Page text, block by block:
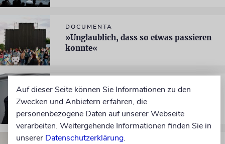
DOCUMENTA
»Unglaublich, dass so etwas passieren
konnte«
ANTISEMITISMUS-SKANDAL
Verhältnis zu Israel«
Auf dieser Seite können Sie Informationen zu den
Zwecken und Anbietern erfahren, die
personenbezogene Daten auf unserer Webseite
verarbeiten. Weitergehende Informationen finden Sie in
unserer Datenschutzerklärung.